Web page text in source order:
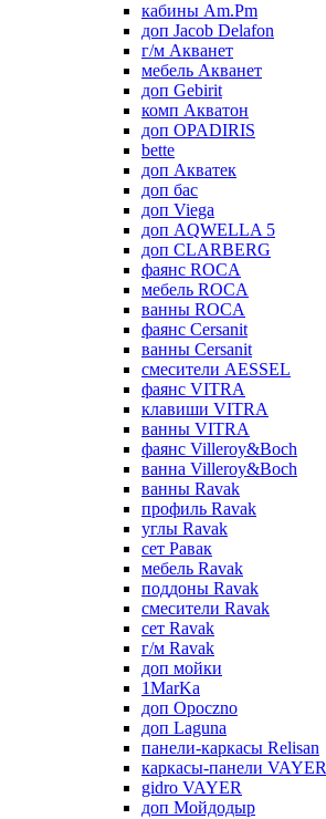
кабины Am.Pm
доп Jacob Delafon
г/м Акванет
мебель Акванет
доп Gebirit
комп Акватон
доп OPADIRIS
bette
доп Акватек
доп бас
доп Viega
доп AQWELLA 5
доп CLARBERG
фаянс ROCA
мебель ROCA
ванны ROCA
фаянс Cersanit
ванны Cersanit
смесители AESSEL
фаянс VITRA
клавиши VITRA
ванны VITRA
фаянс Villeroy&Boch
ванна Villeroy&Boch
ванны Ravak
профиль Ravak
углы Ravak
сет Равак
мебель Ravak
поддоны Ravak
смесители Ravak
сет Ravak
г/м Ravak
доп мойки
1MarKa
доп Opoczno
доп Laguna
панели-каркасы Relisan
каркасы-панели VAYER
gidro VAYER
доп Мойдодыр